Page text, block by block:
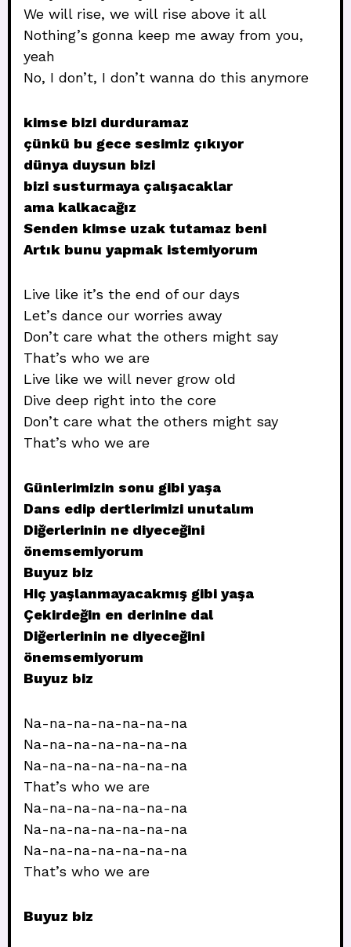
We will rise, we will rise above it all
Nothing’s gonna keep me away from you,
yeah
No, I don’t, I don’t wanna do this anymore
kimse bizi durduramaz
çünkü bu gece sesimiz çıkıyor
dünya duysun bizi
bizi susturmaya çalışacaklar
ama kalkacağız
Senden kimse uzak tutamaz beni
Artık bunu yapmak istemiyorum
Live like it’s the end of our days
Let’s dance our worries away
Don’t care what the others might say
That’s who we are
Live like we will never grow old
Dive deep right into the core
Don’t care what the others might say
That’s who we are
Günlerimizin sonu gibi yaşa
Dans edip dertlerimizi unutalım
Diğerlerinin ne diyeceğini
önemsemiyorum
Buyuz biz
Hiç yaşlanmayacakmış gibi yaşa
Çekirdeğin en derinine dal
Diğerlerinin ne diyeceğini
önemsemiyorum
Buyuz biz
Na-na-na-na-na-na-na
Na-na-na-na-na-na-na
Na-na-na-na-na-na-na
That’s who we are
Na-na-na-na-na-na-na
Na-na-na-na-na-na-na
Na-na-na-na-na-na-na
That’s who we are
Buyuz biz